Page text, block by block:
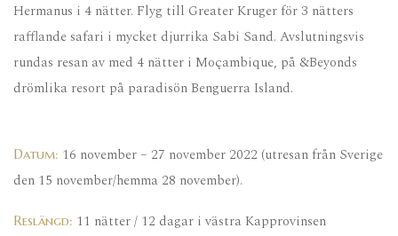
Hermanus i 4 nätter. Flyg till Greater Kruger för 3 nätters
rafflande safari i mycket djurrika Sabi Sand. Avslutningsvis
rundas resan av med 4 nätter i Moçambique, på &Beyonds
drömlika resort på paradisön Benguerra Island.
Datum: 16 november – 27 november 2022 (utresan från Sverige
den 15 november/hemma 28 november).
Reslängd: 11 nätter / 12 dagar i västra Kapprovinsen